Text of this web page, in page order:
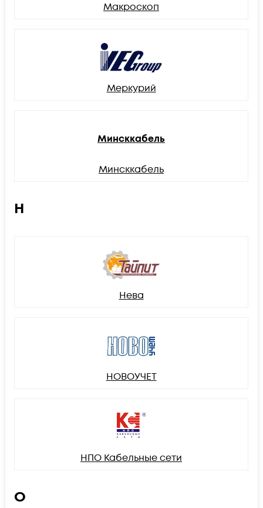
Макроскоп
Меркурий
Минсккабель
Минсккабель
Н
Нева
НОВОУЧЕТ
НПО Кабельные сети
О